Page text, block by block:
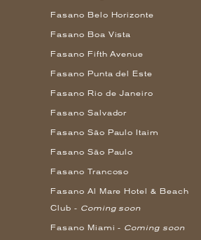
Fasano Belo Horizonte
Fasano Boa Vista
Fasano Fifth Avenue
Fasano Punta del Este
Fasano Rio de Janeiro
Fasano Salvador
Fasano São Paulo Itaim
Fasano São Paulo
Fasano Trancoso
Fasano Al Mare Hotel & Beach
Club - Coming soon
Fasano Miami - Coming soon